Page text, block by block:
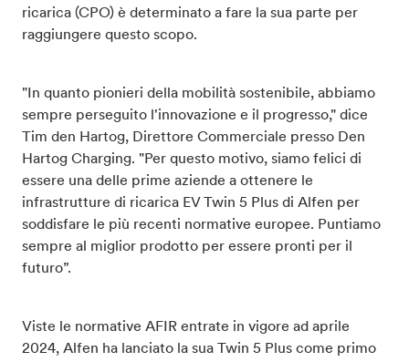
ricarica (CPO) è determinato a fare la sua parte per
raggiungere questo scopo.
"In quanto pionieri della mobilità sostenibile, abbiamo
sempre perseguito l'innovazione e il progresso," dice
Tim den Hartog, Direttore Commerciale presso Den
Hartog Charging. "Per questo motivo, siamo felici di
essere una delle prime aziende a ottenere le
infrastrutture di ricarica EV Twin 5 Plus di Alfen per
soddisfare le più recenti normative europee. Puntiamo
sempre al miglior prodotto per essere pronti per il
futuro”.
Viste le normative AFIR entrate in vigore ad aprile
2024, Alfen ha lanciato la sua Twin 5 Plus come primo